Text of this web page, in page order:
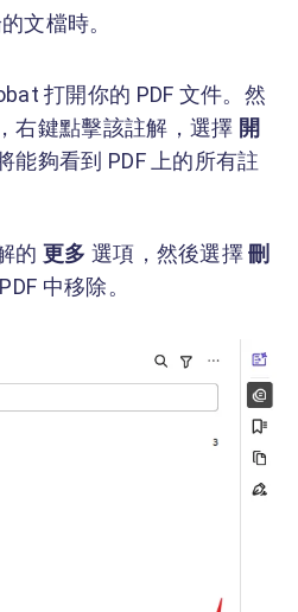
文檔時。
打開你的 PDF 文件。然
右鍵點擊該註解，選擇 開
能夠看到 PDF 上的所有註
的 更多 選項，然後選擇刪
中移除。